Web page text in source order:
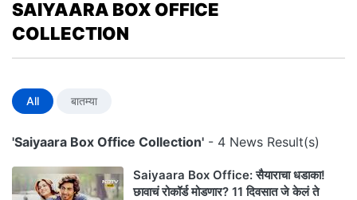
SAIYAARA BOX OFFICE
COLLECTION
All बातम्या
'Saiyaara Box Office Collection' - 4 News Result(s)
Saiyaara Box Office: सैयाराचा धडाका!
छावाचं रोकॉर्ड मोडणार? 11 दिवसात जे केलं ते